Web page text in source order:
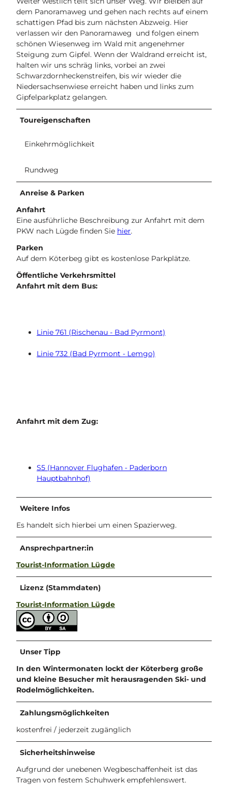
dem Panoramaweg und gehen nach rechts auf einem
schattigen Pfad bis zum nächsten Abzweig. Hier
verlassen wir den Panoramaweg und folgen einem
schönen Wiesenweg im Wald mit angenehmer
Steigung zum Gipfel. Wenn der Waldrand erreicht ist,
halten wir uns schräg links, vorbei an zwei
Schwarzdornheckenstreifen, bis wir wieder die
Niedersachsenwiese erreicht haben und links zum
Gipfelparkplatz gelangen.
Toureigenschaften
Einkehrmöglichkeit
Rundweg
Anreise & Parken
Anfahrt
Eine ausführliche Beschreibung zur Anfahrt mit dem
PKW nach Lügde finden Sie hier.
Parken
Auf dem Köterbeg gibt es kostenlose Parkplätze.
Öffentliche Verkehrsmittel
Anfahrt mit dem Bus:
Linie 761 (Rischenau - Bad Pyrmont)
Linie 732 (Bad Pyrmont - Lemgo)
Anfahrt mit dem Zug:
S5 (Hannover Flughafen - Paderborn
Hauptbahnhof)
Weitere Infos
Es handelt sich hierbei um einen Spazierweg.
Ansprechpartner:in
Tourist-Information Lügde
Lizenz (Stammdaten)
Tourist-Information Lügde
Unser Tipp
In den Wintermonaten lockt der Köterberg große
und kleine Besucher mit herausragenden Ski- und
Rodelmöglichkeiten.
Zahlungsmöglichkeiten
kostenfrei / jederzeit zugänglich
Sicherheitshinweise
Aufgrund der unebenen Wegbeschaffenheit ist das
Tragen von festem Schuhwerk empfehlenswert.